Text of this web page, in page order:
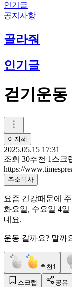
인기글
공지사항
골라줘
인기글
걷기운동
이지혜
2025.05.15 17:31
조회 30추천 1 스크
https://
주소복사
요즘 건강때문에
화요일, 수요일 4
네요.
운동 갈까요? 말까
추천 1
스크랩 공유